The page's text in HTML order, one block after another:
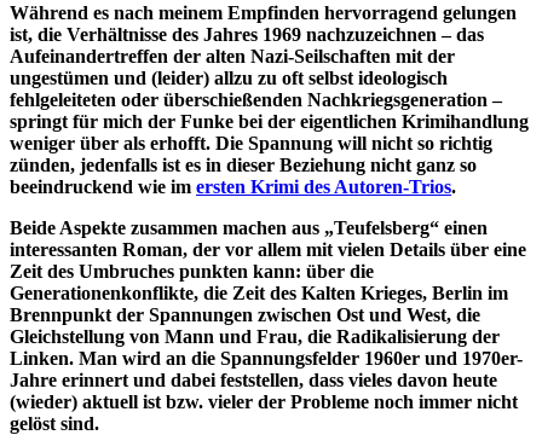
Während es nach meinem Empfinden hervorragend gelungen
ist, die Verhältnisse des Jahres 1969 nachzuzeichnen – das
Aufeinandertreffen der alten Nazi-Seilschaften mit der
ungestümen und (leider) allzu zu oft selbst ideologisch
fehlgeleiteten oder überschießenden Nachkriegsgeneration –
springt für mich der Funke bei der eigentlichen Krimihandlung
weniger über als erhofft. Die Spannung will nicht so richtig
zünden, jedenfalls ist es in dieser Beziehung nicht ganz so
beeindruckend wie im ersten Krimi des Autoren-Trios.
Beide Aspekte zusammen machen aus „Teufelsberg“ einen
interessanten Roman, der vor allem mit vielen Details über eine
Zeit des Umbruches punkten kann: über die
Generationenkonflikte, die Zeit des Kalten Krieges, Berlin im
Brennpunkt der Spannungen zwischen Ost und West, die
Gleichstellung von Mann und Frau, die Radikalisierung der
Linken. Man wird an die Spannungsfelder 1960er und 1970er-
Jahre erinnert und dabei feststellen, dass vieles davon heute
(wieder) aktuell ist bzw. vieler der Probleme noch immer nicht
gelöst sind.